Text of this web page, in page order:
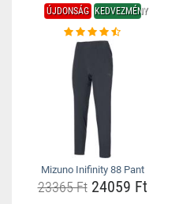
ÚJDONSÁG KEDVEZMÉNY
Mizuno Inifinity 88 Pant
23365 Ft24059 Ft